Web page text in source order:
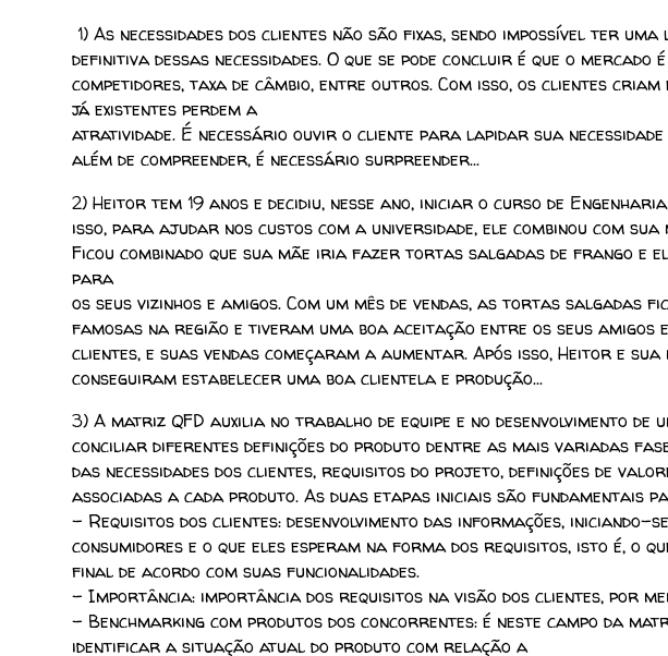
1) As necessidades dos clientes não são fixas, sendo impossível ter
definitiva dessas necessidades. O que se pode concluir é que o
competidores, taxa de câmbio, entre outros. Com isso, os clientes criam
já existentes perdem a
atratividade. É necessário ouvir o cliente para lapidar sua
além de compreender, é necessário surpreender...
2) Heitor tem 19 anos e decidiu, nesse ano, iniciar o curso de
isso, para ajudar nos custos com a universidade, ele combinou com
Ficou combinado que sua mãe iria fazer tortas salgadas de frango e
para
os seus vizinhos e amigos. Com um mês de vendas, as tortas salgadas
famosas na região e tiveram uma boa aceitação entre os seus amigos
clientes, e suas vendas começaram a aumentar. Após isso, Heitor e sua
conseguiram estabelecer uma boa clientela e produção...
3) A matriz QFD auxilia no trabalho de equipe e no desenvolvimento de
conciliar diferentes definições do produto dentre as mais variadas
das necessidades dos clientes, requisitos do projeto, definições de
associadas a cada produto. As duas etapas iniciais são fundamentais
- Requisitos dos clientes: desenvolvimento das informações, iniciando-
consumidores e o que eles esperam na forma dos requisitos, isto é, o
final de acordo com suas funcionalidades.
- Importância: importância dos requisitos na visão dos clientes, por
- Benchmarking com produtos dos concorrentes: é neste campo da
identificar a situação atual do produto com relação a